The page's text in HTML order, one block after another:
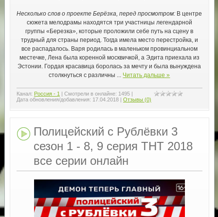
Несколько слов о проекте Берёзка, перед просмотром: В центре
сюжета мелодрамы находятся три участницы легендарной
группы «Березка», которые проложили себе путь на сцену в
трудный для страны период. Тогда имела место перестройка, и
все распадалось. Варя родилась в маленьком провинциальном
местечке, Лена была коренной москвичкой, а Эдита приехала из
Эстонии. Гордая красавица боролась за мечту и была вынуждена
столкнуться с различны
Читать дальше »
Канал: Россия - 1 | Смотрели в онлайне: 1495|
Дата обновления/добавления: 17.04.2018 | Отзывы (0)
Полицейский с Рублёвки 3
сезон 1 - 8, 9 серия ТНТ 2018
все серии онлайн